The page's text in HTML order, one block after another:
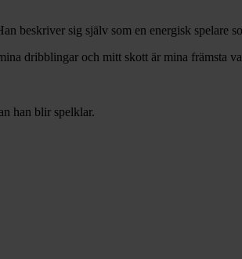
beskriver sig själv som en energisk spelare
dribblingar och mitt skott är mina främsta
han blir spelklar.